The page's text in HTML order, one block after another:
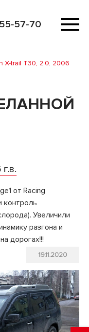
57-70
X-trail T30, 2.0, 2006
от Racing
контроль
Увеличили
разгона и
дорогах!!!
19.11.2020